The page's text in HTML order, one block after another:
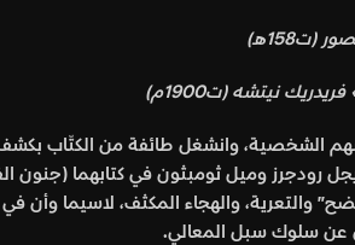
(ت158هـ)
فريدريك نيتشه (ت1900م)
الشخصية، وانشغل طائفة من الكتّاب
والتعرية، والهجاء المكثف،
عن سلوك سبل المعالي.